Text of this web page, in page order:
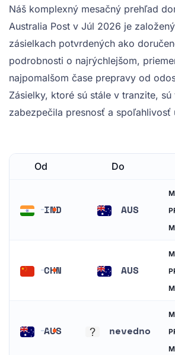
Náš komplexný mesačný prehľad
Australia Post v Júl 2026 je
zásielkach potvrdených ako
podrobnosti o najrýchlejšom,
najpomalšom čase prepravy od
Zásielky, ktoré sú stále v tranzite,
zabezpečila presnosť a spoľahlivosť
Od Do
IND AUS
CHN AUS
AUS nevedno